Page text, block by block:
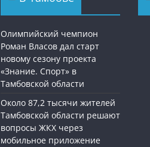
Олимпийский чемпион
Роман Власов дал старт
новому сезону проекта
«Знание. Спорт» в
Тамбовской области
Около 87,2 тысячи жителей
Тамбовской области решают
вопросы ЖКХ через
мобильное приложение